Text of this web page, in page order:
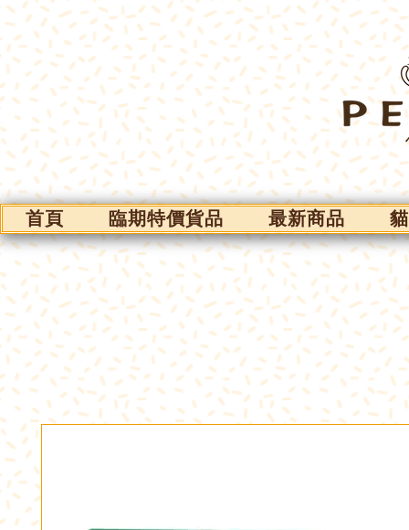
首頁 臨期特價貨品 最新商品